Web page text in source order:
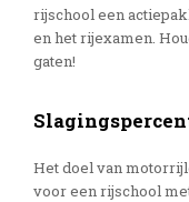
rijschool een
en het rijexamen.
gaten!
Het doel van
voor een rijschool